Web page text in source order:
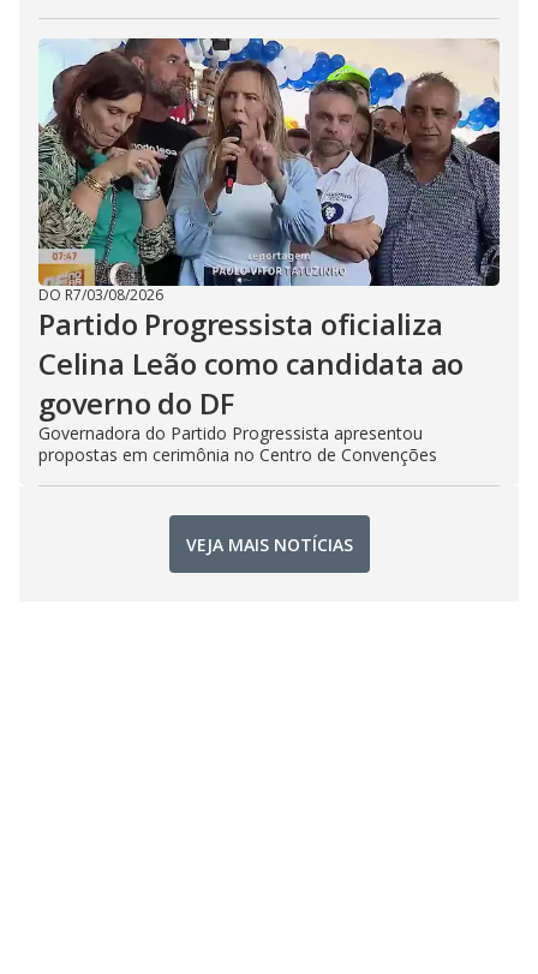
DO R7/03/08/2026
Partido Progressista oficializa
Celina Leão como candidata ao
governo do DF
Governadora do Partido Progressista apresentou
propostas em cerimônia no Centro de Convenções
VEJA MAIS NOTÍCIAS